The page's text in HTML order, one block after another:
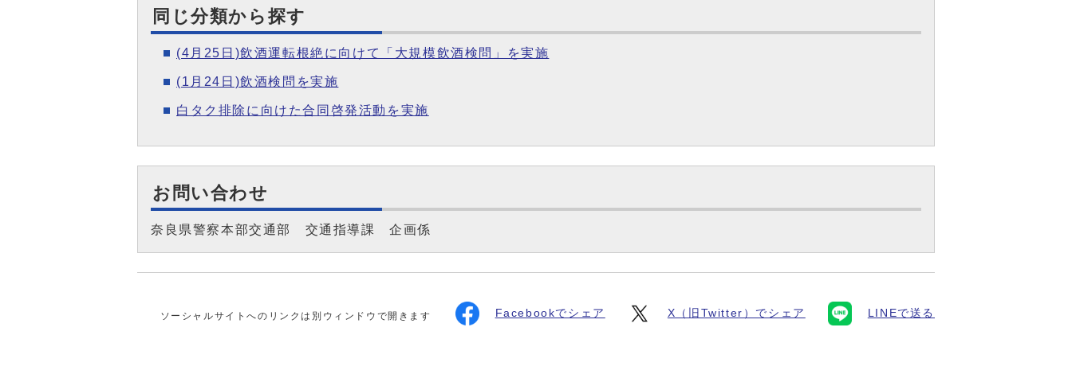
同じ分類から探す
(4月25日)飲酒運転根絶に向けて「大規模飲酒検問」を実施
(1月24日)飲酒検問を実施
白タク排除に向けた合同啓発活動を実施
お問い合わせ
奈良県警察本部交通部 交通指導課 企画係
ソーシャルサイトへのリンクは別ウィンドウで開きます Facebookでシェア X（旧Twitter）でシェア LINEで送る